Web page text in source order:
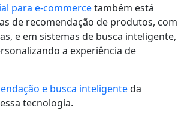
para e-commercetambém está
de recomendação de produtos, com
e em sistemas de busca inteligente,
a experiência de
e busca inteligenteda
tecnologia.